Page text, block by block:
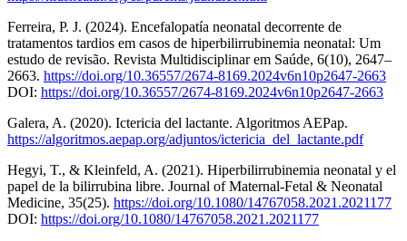
Ferreira, P. J. (2024). Encefalopatía neonatal decorrente de
tratamentos tardios em casos de hiperbilirrubinemia neonatal: Um
estudo de revisão. Revista Multidisciplinar em Saúde, 6(10), 2647–
2663. https://doi.org/10.36557/2674-8169.2024v6n10p2647-2663
DOI: https://doi.org/10.36557/2674-8169.2024v6n10p2647-2663
Galera, A. (2020). Ictericia del lactante. Algoritmos AEPap.
https://algoritmos.aepap.org/adjuntos/ictericia_del_lactante.pdf
Hegyi, T., & Kleinfeld, A. (2021). Hiperbilirrubinemia neonatal y el
papel de la bilirrubina libre. Journal of Maternal-Fetal & Neonatal
Medicine, 35(25). https://doi.org/10.1080/14767058.2021.2021177
DOI: https://doi.org/10.1080/14767058.2021.2021177